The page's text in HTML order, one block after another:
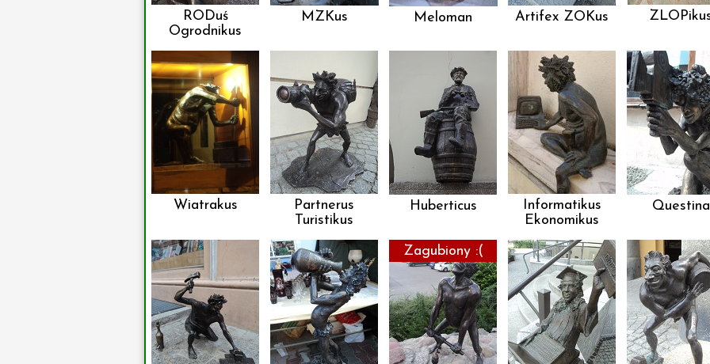
RODuś
Ogrodnikus
MZKus Meloman Artifex ZOKus
Wiatrakus
Partnerus
Turistikus
Huberticus
Informatikus
Ekonomikus
Questina
Zagubiony :(